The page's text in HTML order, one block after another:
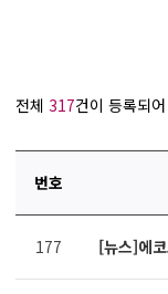
전체 317건이 등록되
파일,
번호
177 [뉴스]에